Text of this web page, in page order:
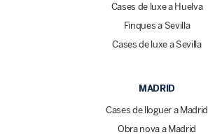
Cases de luxe a Huelva
Finques a Sevilla
Cases de luxe a Sevilla
MADRID
Cases de lloguer a Madrid
Obra nova a Madrid